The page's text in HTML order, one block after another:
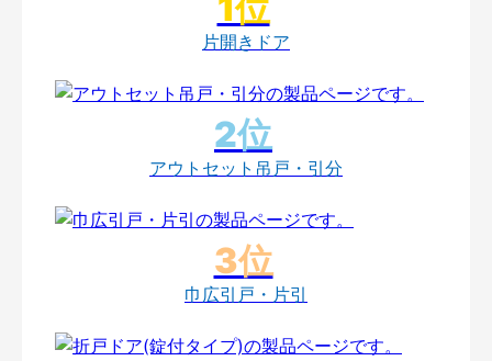
片開きドア
アウトセット吊戸・引分
巾広引戸・片引